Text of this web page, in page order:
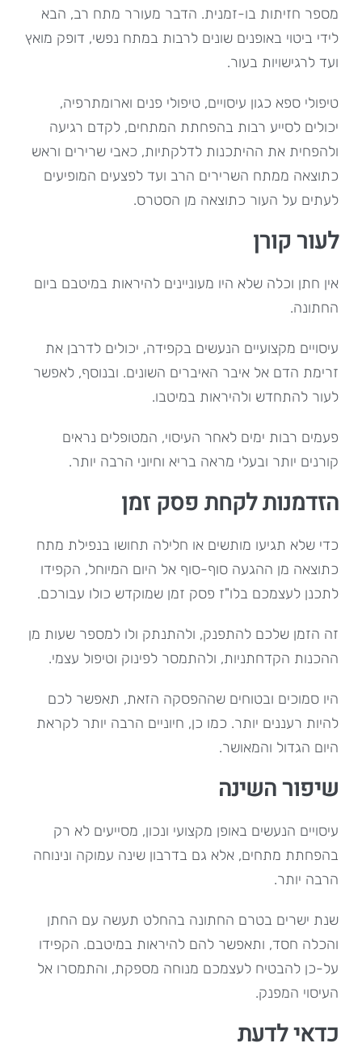
מספר חזיתות בו-זמנית. הדבר מעורר מתח רב, הבא
לידי ביטוי באופנים שונים לרבות במתח נפשי, דופק מואץ
ועד לרגישויות בעור.
טיפולי ספא כגון עיסויים, טיפולי פנים וארומתרפיה,
יכולים לסייע רבות בהפחתת המתחים, לקדם רגיעה
ולהפחית את ההיתכנות לדלקתיות, כאבי שרירים וראש
כתוצאה ממתח השרירים הרב ועד לפצעים המופיעים
לעתים על העור כתוצאה מן הסטרס.
לעור קורן
אין חתן וכלה שלא היו מעוניינים להיראות במיטבם ביום
החתונה.
עיסויים מקצועיים הנעשים בקפידה, יכולים לדרבן את
זרימת הדם אל איבר האיברים השונים. ובנוסף, לאפשר
לעור להתחדש ולהיראות במיטבו.
פעמים רבות ימים לאחר העיסוי, המטופלים נראים
קורנים יותר ובעלי מראה בריא וחיוני הרבה יותר.
הזדמנות לקחת פסק זמן
כדי שלא תגיעו מותשים או חלילה תחושו בנפילת מתח
כתוצאה מן ההגעה סוף-סוף אל היום המיוחל, הקפידו
לתכנן לעצמכם בלו"ז פסק זמן שמוקדש כולו עבורכם.
זה הזמן שלכם להתפנק, ולהתנתק ולו למספר שעות מן
ההכנות הקדחתניות, ולהתמסר לפינוק וטיפול עצמי.
היו סמוכים ובטוחים שההפסקה הזאת, תאפשר לכם
להיות רעננים יותר. כמו כן, חיוניים הרבה יותר לקראת
היום הגדול והמאושר.
שיפור השינה
עיסויים הנעשים באופן מקצועי ונכון, מסייעים לא רק
בהפחתת מתחים, אלא גם בדרבון שינה עמוקה ונינוחה
הרבה יותר.
שנת ישרים בטרם החתונה בהחלט תעשה עם החתן
והכלה חסד, ותאפשר להם להיראות במיטבם. הקפידו
על-כן להבטיח לעצמכם מנוחה מספקת, והתמסרו אל
העיסוי המפנק.
כדאי לדעת